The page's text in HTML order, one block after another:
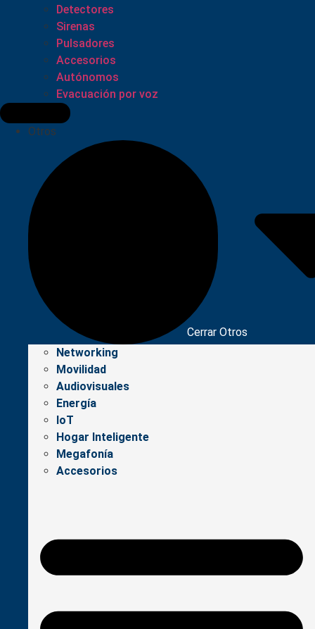
Detectores
Sirenas
Pulsadores
Accesorios
Autónomos
Evacuación por voz
Otros
Cerrar Otros
Networking
Movilidad
Audiovisuales
Energía
IoT
Hogar Inteligente
Megafonía
Accesorios